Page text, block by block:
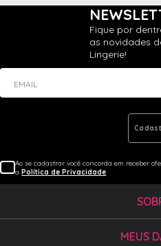
Fique por
as novidades
Lingerie!
EMAIL
Ao se cadastrar você concorda em receber
aPolítica de Privacidade
MEUS